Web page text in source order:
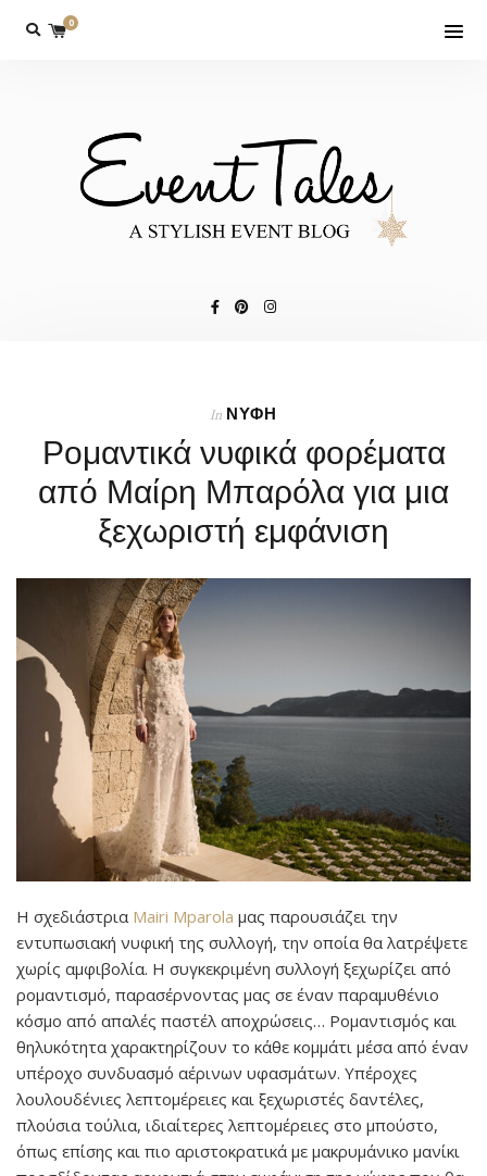
0
In ΝΥΦΗ
Ρομαντικά νυφικά φορέματα
από Μαίρη Μπαρόλα για μια
ξεχωριστή εμφάνιση
Η σχεδιάστρια Mairi Mparola μας παρουσιάζει την
εντυπωσιακή νυφική της συλλογή, την οποία θα λατρέψετε
χωρίς αμφιβολία. Η συγκεκριμένη συλλογή ξεχωρίζει από
ρομαντισμό, παρασέρνοντας μας σε έναν παραμυθένιο
κόσμο από απαλές παστέλ αποχρώσεις… Ρομαντισμός και
θηλυκότητα χαρακτηρίζουν το κάθε κομμάτι μέσα από έναν
υπέροχο συνδυασμό αέρινων υφασμάτων. Υπέροχες
λουλουδένιες λεπτομέρειες και ξεχωριστές δαντέλες,
πλούσια τούλια, ιδιαίτερες λεπτομέρειες στο μπούστο,
όπως επίσης και πιο αριστοκρατικά με μακρυμάνικο μανίκι